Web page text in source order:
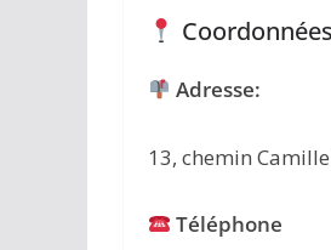
Adresse:
13, chemin
Téléphone